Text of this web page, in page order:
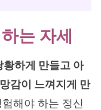
는 자세
하게 만들고 아
감이 느껴지게 만
해야 하는 정신